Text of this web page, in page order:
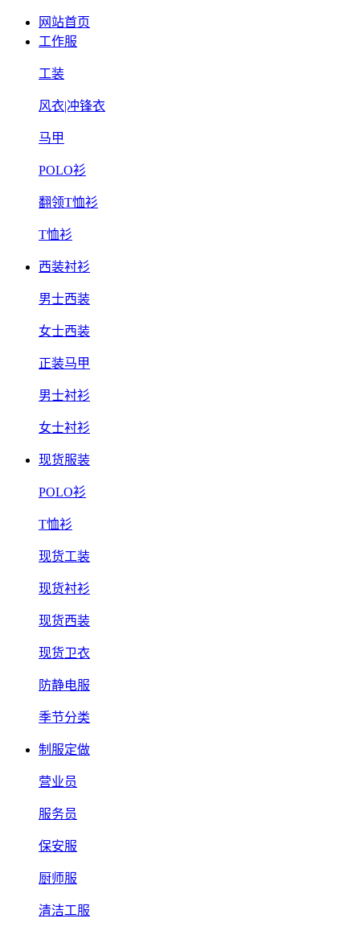
网站首页
工作服
工装
风衣|冲锋衣
马甲
POLO衫
翻领T恤衫
T恤衫
西装衬衫
男士西装
女士西装
正装马甲
男士衬衫
女士衬衫
现货服装
POLO衫
T恤衫
现货工装
现货衬衫
现货西装
现货卫衣
防静电服
季节分类
制服定做
营业员
服务员
保安服
厨师服
清洁工服